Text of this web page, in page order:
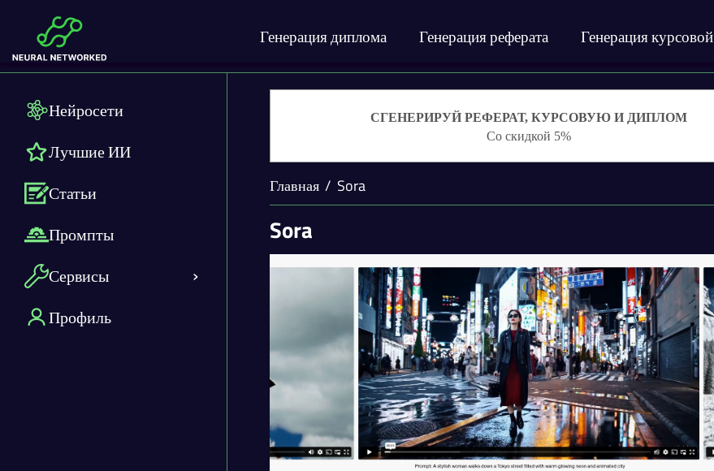
Генерация диплома Генерация реферата Генерация курсовой
Нейросети
Лучшие ИИ
Статьи
Промпты
Сервисы
Профиль
СГЕНЕРИРУЙ РЕФЕРАТ, КУРСОВУЮ И ДИПЛОМ
Со скидкой 5%
Главная Sora
Sora